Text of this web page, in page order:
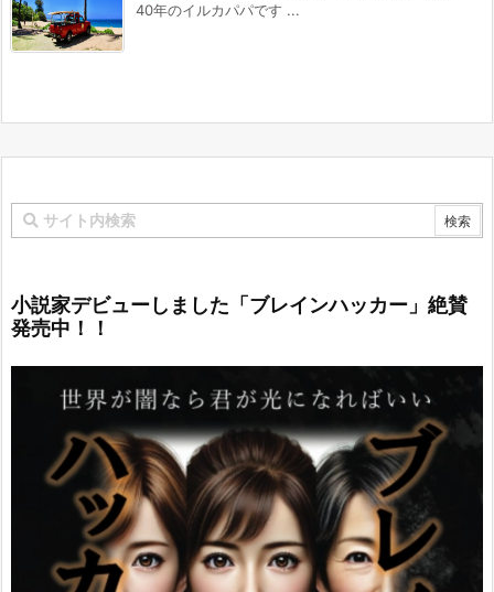
40年のイルカパパです ...
小説家デビューしました「ブレインハッカー」絶賛
発売中！！